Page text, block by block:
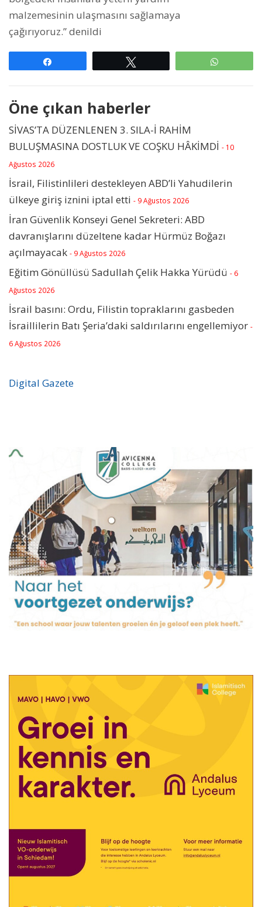
malzemesinin ulaşmasını sağlamaya
çağırıyoruz.” denildi
Öne çıkan haberler
SİVAS’TA DÜZENLENEN 3. SILA-İ RAHİM
BULUŞMASINA DOSTLUK VE COŞKU HÂKİMDİ - 10
Ağustos 2026
İsrail, Filistinlileri destekleyen ABD’li Yahudilerin
ülkeye giriş iznini iptal etti - 9 Ağustos 2026
İran Güvenlik Konseyi Genel Sekreteri: ABD
davranışlarını düzeltene kadar Hürmüz Boğazı
açılmayacak - 9 Ağustos 2026
Eğitim Gönüllüsü Sadullah Çelik Hakka Yürüdü - 6
Ağustos 2026
İsrail basını: Ordu, Filistin topraklarını gasbeden
İsraillilerin Batı Şeria’daki saldırılarını engellemiyor -
6 Ağustos 2026
Digital Gazete